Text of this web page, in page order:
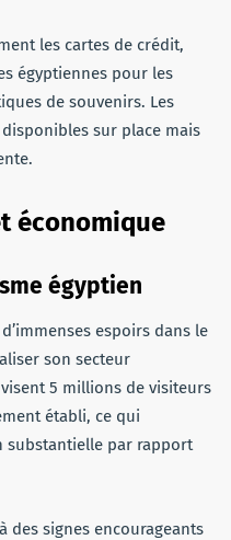
les cartes de crédit,
égyptiennes pour les
de souvenirs. Les
sur place mais
économique
égyptien
espoirs dans le
son secteur
5 millions de visiteurs
établi, ce qui
substantielle par rapport
des signes encourageants